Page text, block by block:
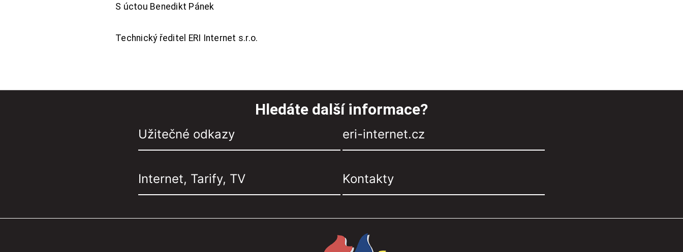
S úctou Benedikt Pánek
Technický ředitel ERI Internet s.r.o.
Hledáte další informace?
Užitečné odkazy eri-internet.cz
Internet, Tarify, TV Kontakty